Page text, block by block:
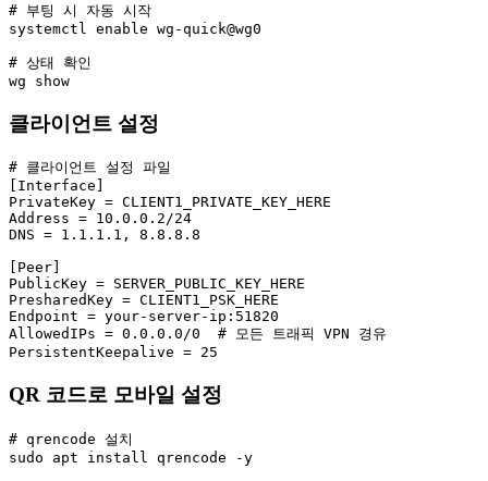
# 부팅 시 자동 시작
systemctl enable wg-quick@wg0
# 상태 확인
wg show
클라이언트 설정
# 클라이언트 설정 파일
[Interface]
PrivateKey = CLIENT1_PRIVATE_KEY_HERE
Address = 10.0.0.2/24
DNS = 1.1.1.1, 8.8.8.8
[Peer]
PublicKey = SERVER_PUBLIC_KEY_HERE
PresharedKey = CLIENT1_PSK_HERE
Endpoint = your-server-ip:51820
AllowedIPs = 0.0.0.0/0  # 모든 트래픽 VPN 경유
PersistentKeepalive = 25
QR 코드로 모바일 설정
# qrencode 설치
sudo apt install qrencode -y